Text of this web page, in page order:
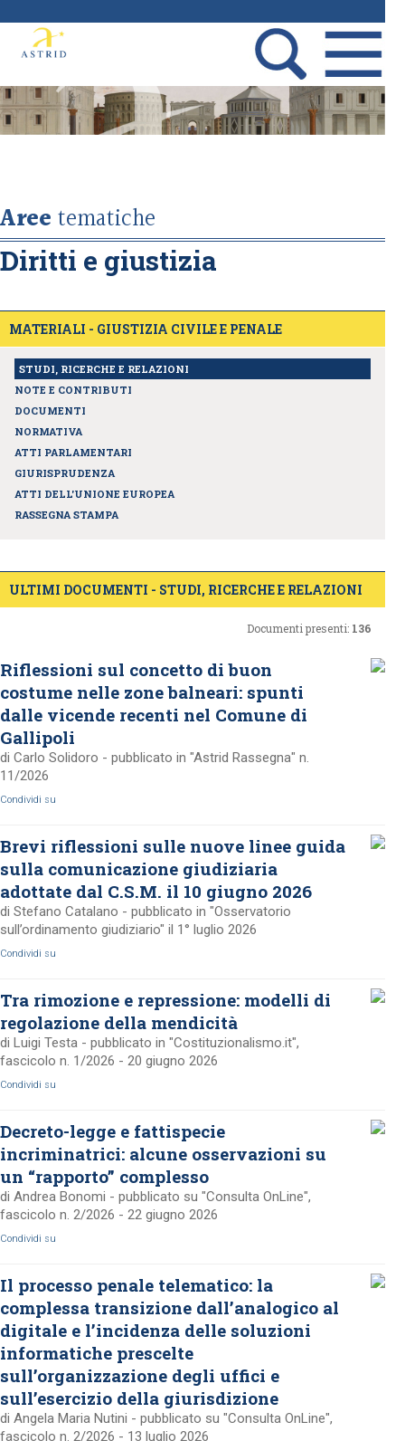
Areetematiche
Diritti e giustizia
MATERIALI - GIUSTIZIA CIVILE E PENALE
STUDI, RICERCHE E RELAZIONI
NOTE E CONTRIBUTI
DOCUMENTI
NORMATIVA
ATTI PARLAMENTARI
GIURISPRUDENZA
ATTI DELL'UNIONE EUROPEA
RASSEGNA STAMPA
ULTIMI DOCUMENTI - STUDI, RICERCHE E RELAZIONI
Documenti presenti: 136
Riflessioni sul concetto di buon
costume nelle zone balneari: spunti
dalle vicende recenti nel Comune di
Gallipoli
di Carlo Solidoro - pubblicato in "Astrid Rassegna" n.
11/2026
Condividi su
Brevi riflessioni sulle nuove linee guida
sulla comunicazione giudiziaria
adottate dal C.S.M. il 10 giugno 2026
di Stefano Catalano - pubblicato in "Osservatorio
sull’ordinamento giudiziario" il 1° luglio 2026
Condividi su
Tra rimozione e repressione: modelli di
regolazione della mendicità
di Luigi Testa - pubblicato in "Costituzionalismo.it",
fascicolo n. 1/2026 - 20 giugno 2026
Condividi su
Decreto-legge e fattispecie
incriminatrici: alcune osservazioni su
un “rapporto” complesso
di Andrea Bonomi - pubblicato su "Consulta OnLine",
fascicolo n. 2/2026 - 22 giugno 2026
Condividi su
Il processo penale telematico: la
complessa transizione dall’analogico al
digitale e l’incidenza delle soluzioni
informatiche prescelte
sull’organizzazione degli uffici e
sull’esercizio della giurisdizione
di Angela Maria Nutini - pubblicato su "Consulta OnLine",
fascicolo n. 2/2026 - 13 luglio 2026